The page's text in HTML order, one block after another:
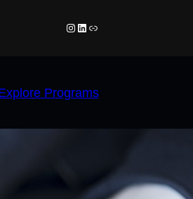
Instagram
LinkedIn
Link
Programs